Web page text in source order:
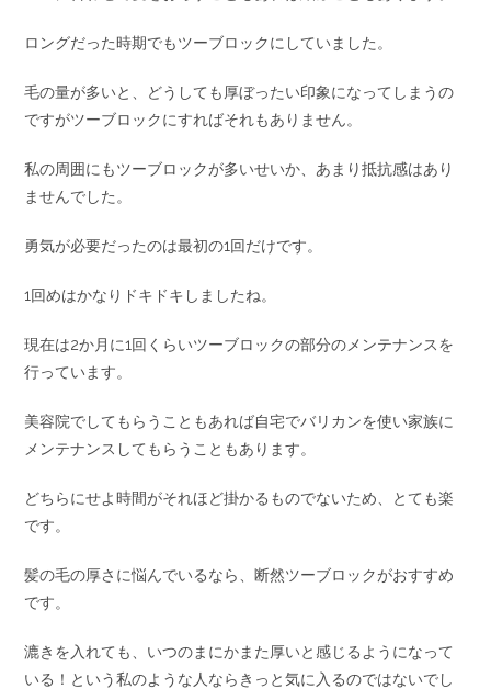
ロングだった時期でもツーブロックにしていました。
毛の量が多いと、どうしても厚ぼったい印象になってしまうの
ですがツーブロックにすればそれもありません。
私の周囲にもツーブロックが多いせいか、あまり抵抗感はあり
ませんでした。
勇気が必要だったのは最初の1回だけです。
1回めはかなりドキドキしましたね。
現在は2か月に1回くらいツーブロックの部分のメンテナンスを
行っています。
美容院でしてもらうこともあれば自宅でバリカンを使い家族に
メンテナンスしてもらうこともあります。
どちらにせよ時間がそれほど掛かるものでないため、とても楽
です。
髪の毛の厚さに悩んでいるなら、断然ツーブロックがおすすめ
です。
漉きを入れても、いつのまにかまた厚いと感じるようになって
いる！という私のような人ならきっと気に入るのではないでし